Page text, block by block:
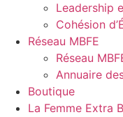
Leadership
Cohésion
Réseau MBFE
Réseau
Annuaire
Boutique
La Femme Extra